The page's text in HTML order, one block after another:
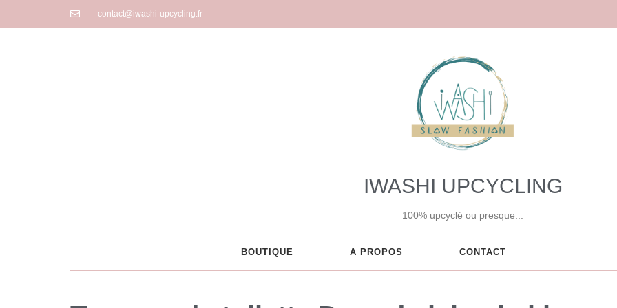
contact@iwashi-upcycling.fr
IWASHI UPCYCLING
100% upcyclé ou presque...
BOUTIQUE A PROPOS CONTACT